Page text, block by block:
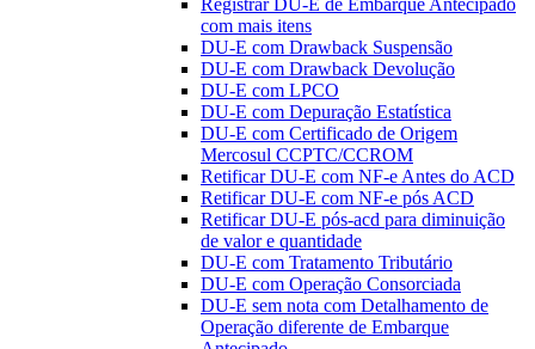
Registrar DU-E de Embarque Antecipado
com mais itens
DU-E com Drawback Suspensão
DU-E com Drawback Devolução
DU-E com LPCO
DU-E com Depuração Estatística
DU-E com Certificado de Origem
Mercosul CCPTC/CCROM
Retificar DU-E com NF-e Antes do ACD
Retificar DU-E com NF-e pós ACD
Retificar DU-E pós-acd para diminuição
de valor e quantidade
DU-E com Tratamento Tributário
DU-E com Operação Consorciada
DU-E sem nota com Detalhamento de
Operação diferente de Embarque